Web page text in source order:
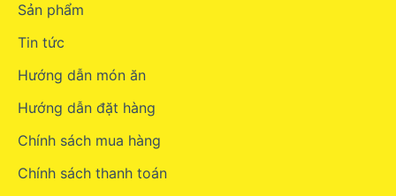
Sản phẩm
Tin tức
Hướng dẫn món ăn
Hướng dẫn đặt hàng
Chính sách mua hàng
Chính sách thanh toán